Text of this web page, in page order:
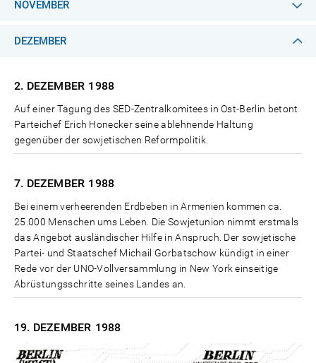
NOVEMBER
DEZEMBER
2. DEZEMBER 1988
Auf einer Tagung des SED-Zentralkomitees in Ost-Berlin betont
Parteichef Erich Honecker seine ablehnende Haltung
gegenüber der sowjetischen Reformpolitik.
7. DEZEMBER 1988
Bei einem verheerenden Erdbeben in Armenien kommen ca.
25.000 Menschen ums Leben. Die Sowjetunion nimmt erstmals
das Angebot ausländischer Hilfe in Anspruch. Der sowjetische
Partei- und Staatschef Michail Gorbatschow kündigt in einer
Rede vor der UNO-Vollversammlung in New York einseitige
Abrüstungsschritte seines Landes an.
19. DEZEMBER 1988